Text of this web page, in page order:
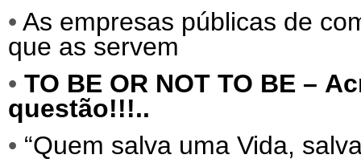
• As empresas públicas de
que as servem
• TO BE OR NOT TO BE –
questão!!!..
• “Quem salva uma Vida,